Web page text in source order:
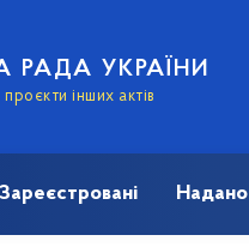
РАДА УКРАЇНИ
інших актів
Зареєстровані Надано